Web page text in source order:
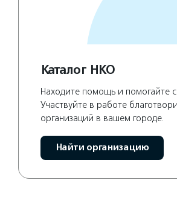
Каталог НКО
Находите помощь и помогайте
Участвуйте в работе
организаций в вашем городе.
Найти организацию